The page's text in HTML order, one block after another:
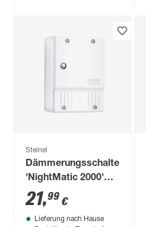
11,8 x 6,9 x 36,9 cm
Steinel
Dämmerungsschalter
'NightMatic 2000'
weiß 7,4 x 9,9 x 3,7
cm
21,99 €
Lieferung nach Hause